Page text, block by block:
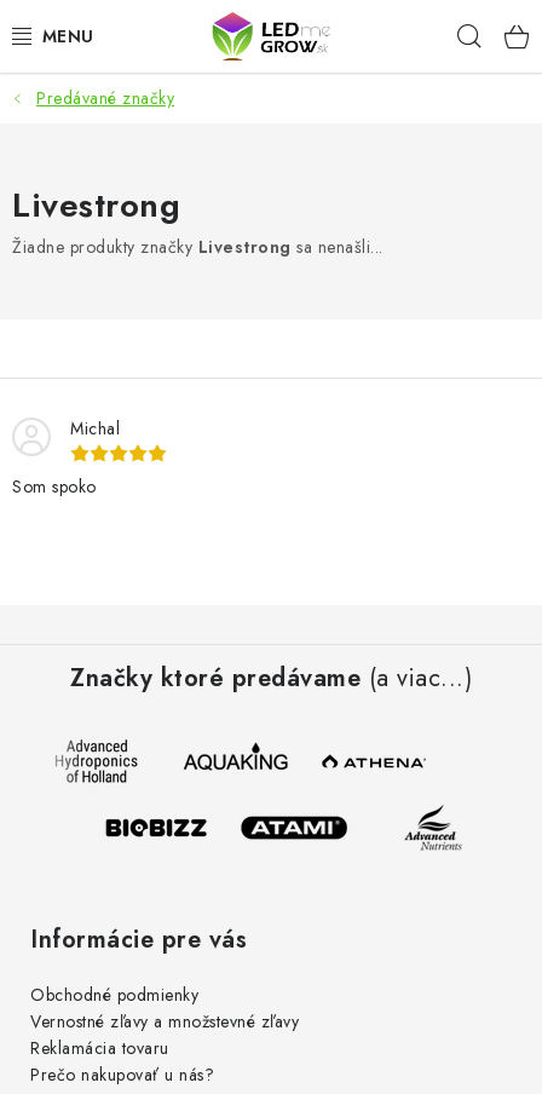
na
AKCIE
PESTOVATEĽSKÉ POTREBY
SMART GARDEN
Hodnotenie obchodu
Predávané značky
Livestrong
Žiadne produkty značky Livestrong sa nenašli...
Michal
Som spoko
Značky ktoré predávame (a viac...)
Informácie pre vás
Obchodné podmienky
Vernostné zľavy a množstevné zľavy
Reklamácia tovaru
Prečo nakupovať u nás?